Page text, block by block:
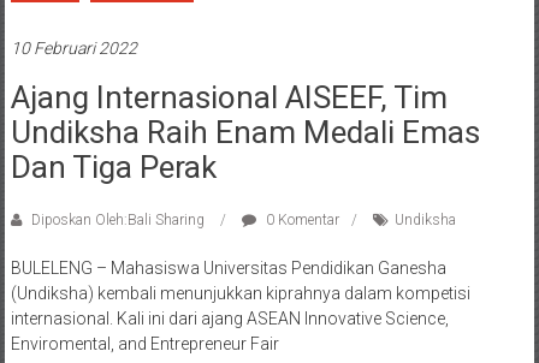
10 Februari 2022
Ajang Internasional AISEEF, Tim
Undiksha Raih Enam Medali Emas
Dan Tiga Perak
Diposkan Oleh:Bali Sharing 0 Komentar Undiksha
BULELENG – Mahasiswa Universitas Pendidikan Ganesha
(Undiksha) kembali menunjukkan kiprahnya dalam kompetisi
internasional. Kali ini dari ajang ASEAN Innovative Science,
Enviromental, and Entrepreneur Fair